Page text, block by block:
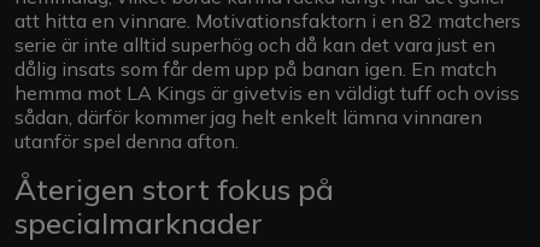
att hitta en vinnare. Motivationsfaktorn i en 82 matchers
serie är inte alltid superhög och då kan det vara just en
dålig insats som får dem upp på banan igen. En match
hemma mot LA Kings är givetvis en väldigt tuff och oviss
sådan, därför kommer jag helt enkelt lämna vinnaren
utanför spel denna afton.
Återigen stort fokus på
specialmarknader